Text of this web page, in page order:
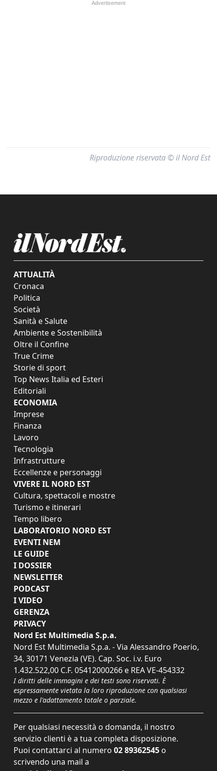
Riproduzione riservata © il Nord Est
ATTUALITÀ
Cronaca
Politica
Società
Sanità e Salute
Ambiente e Sostenibilità
Oltre il Confine
True Crime
Storie di sport
Top News Italia ed Esteri
Editoriali
ECONOMIA
Imprese
Finanza
Lavoro
Tecnologia
Infrastrutture
Eccellenze e personaggi
VIVERE IL NORD EST
Cultura, spettacoli e mostre
Turismo e itinerari
Tempo libero
LABORATORIO NORD EST
EVENTI NEM
LE GUIDE
I DOSSIER
NEWSLETTER
PODCAST
I VIDEO
GERENZA
PRIVACY
Nord Est Multimedia S.p.a.
Nord Est Multimedia S.p.a. - Via Alessandro Poerio,
34, 30171 Venezia (VE). Cap. Soc. i.v. Euro
1.432.522,00 C.F. 05412000266 e REA VE-454332
I diritti delle immagini e dei testi sono riservati. È
espressamente vietata la loro riproduzione con qualsiasi
mezzo e l'adattamento totale o parziale.
Per qualsiasi necessità o domanda, il nostro
servizio clienti è a tua completa disposizione.
Puoi contattarci al numero 02 89362545 o
scrivendo una mail a